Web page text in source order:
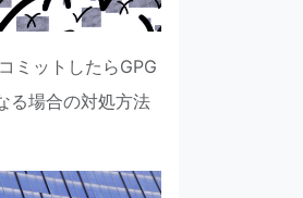
ミットしたらGPG
る場合の対処方法